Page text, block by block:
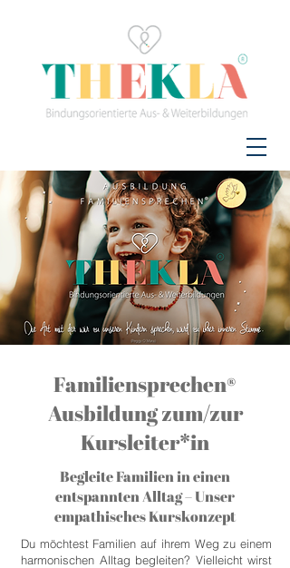
Familiensprechen®
Ausbildung zum/zur
Kursleiter*in
Begleite Familien in einen
entspannten Alltag – Unser
empathisches Kurskonzept
Du möchtest Familien auf ihrem Weg zu einem
harmonischen Alltag begleiten? Vielleicht wirst